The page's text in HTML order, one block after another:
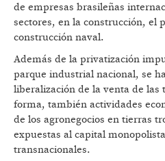
de empresas brasileñas
sectores, en la construcción, el
construcción naval.
Además de la privatización
parque industrial nacional, se
liberalización de la venta de
forma, también actividades
de los agronegocios en tierras
expuestas al capital
transnacionales.